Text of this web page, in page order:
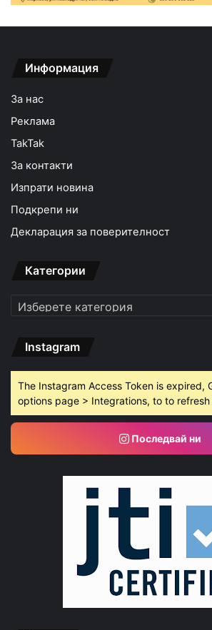
Информация
За нас
Реклама
TakTak
За контакти
Изпрати новина
Подкрепи ни
Декларация за поверителност
Категории
Категории
Instagram
The Instagram Access Token is expired,
options page > Integrations, to to refresh
Последвай ни